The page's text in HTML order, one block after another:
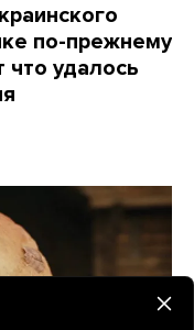
по-прежнему
что удалось